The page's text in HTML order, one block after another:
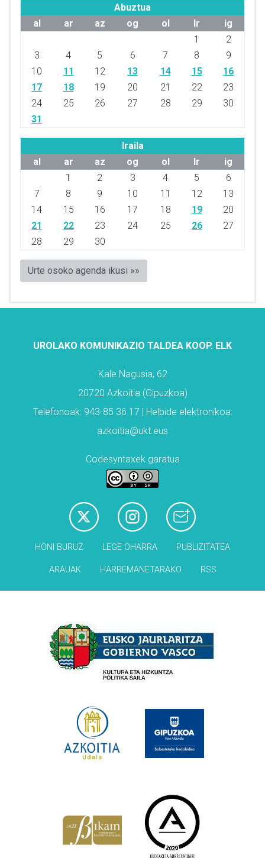
Abuztua
al
ar az og ol lr
ig
1
2
3
4 5 6 7 8
9
10
11 12 13 14 15
16
17
18 19 20 21 22
23
24
25 26 27 28 29
30
31
Iraila
al
ar az og ol lr
ig
1
2 3 4 5
6
7
8 9 10 11 12
13
14
15 16 17 18 19
20
21
22 23 24 25 26
27
28
29 30
Urte osoko agenda ikusi »»
UROLAKO KOMUNIKAZIO TALDEA KOOP. ELK
Kale Nagusia, 62
20720 Azkoitia (Gipuzkoa)
Telefonoak: 943-85 36 17 | Helbide elektronikoa:
azkoitia@ukt.eus
Codesyntaxek garatua
HONI BURUZ LEGE OHARRA PUBLIZITATEA
ARAUAK HARREMANETARAKO RSS